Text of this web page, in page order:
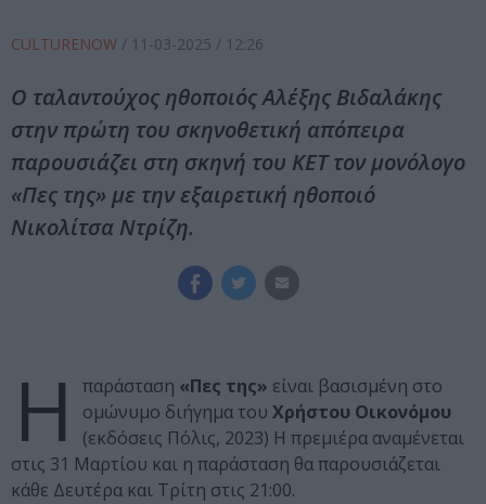
CULTURENOW / 11-03-2025 / 12:26
Ο ταλαντούχος ηθοποιός Αλέξης Βιδαλάκης
στην πρώτη του σκηνοθετική απόπειρα
παρουσιάζει στη σκηνή του ΚΕΤ τον μονόλογο
«Πες της» με την εξαιρετική ηθοποιό
Νικολίτσα Ντρίζη.
Η παράσταση «Πες της» είναι βασισμένη στο
ομώνυμο διήγημα του Χρήστου Οικονόμου
(εκδόσεις Πόλις, 2023) Η πρεμιέρα αναμένεται
στις 31 Μαρτίου και η παράσταση θα παρουσιάζεται
κάθε Δευτέρα και Τρίτη στις 21:00.